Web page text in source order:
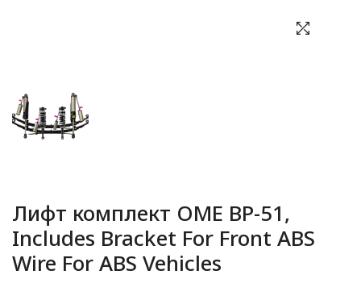
Лифт комплект OME BP-51,
Includes Bracket For Front ABS
Wire For ABS Vehicles